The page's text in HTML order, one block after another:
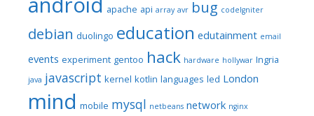
apache api array avr bug codeIgniter
debian duolingo education edutainment email
events experiment gentoo hack hardware hollywar Ingria
java javascript kernel kotlin languages led London
mind mobile mysql netbeans network nginx